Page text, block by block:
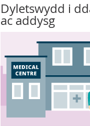
Dyletswydd i
ac addysg